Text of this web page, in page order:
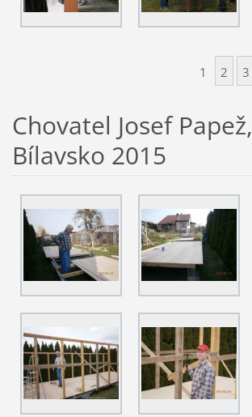
1 2 3
Chovatel Josef Papež,
Bílavsko 2015